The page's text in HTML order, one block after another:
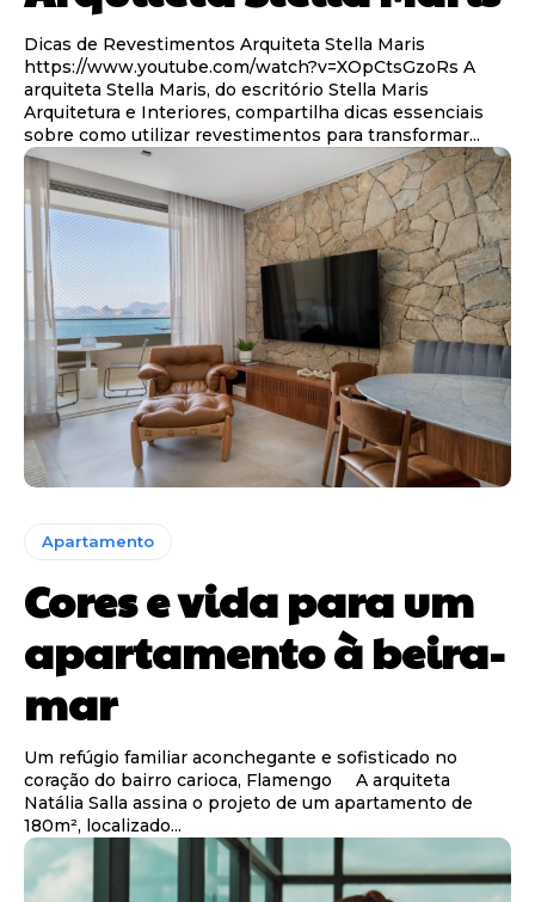
Dicas de Revestimentos Arquiteta Stella Maris
https://www.youtube.com/watch?v=XOpCtsGzoRs A
arquiteta Stella Maris, do escritório Stella Maris
Arquitetura e Interiores, compartilha dicas essenciais
sobre como utilizar revestimentos para transformar...
Apartamento
Cores e vida para um
apartamento à beira-
mar
Um refúgio familiar aconchegante e sofisticado no
coração do bairro carioca, Flamengo A arquiteta
Natália Salla assina o projeto de um apartamento de
180m², localizado...